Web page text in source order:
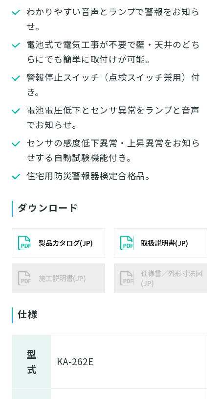
わかりやすい音声とランプで警報をお知ら
せ。
電池式で電気工事が不要で壁・天井のどち
らにでも簡単に取付けが可能。
警報停止スイッチ（点検スイッチ兼用）付
き。
電池電圧低下とセンサ異常をランプと音声
でお知らせ。
センサの感度低下異常・上昇異常をお知ら
せする自動試験機能付き。
住宅用防災警報器検定合格品。
ダウンロード
製品カタログ(JP) 取扱説明書(JP)
施工説明書(JP)
仕様書／外形寸法図
(JP)
仕様
型
式
KA-262E